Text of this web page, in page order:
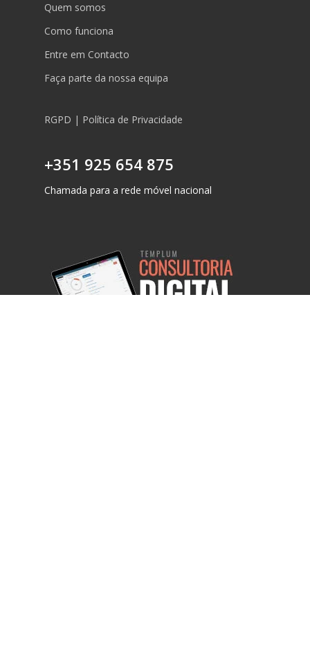
Quem somos
Como funciona
Entre em Contacto
Faça parte da nossa equipa
RGPD | Política de Privacidade
+351 925 654 875
Chamada para a rede móvel nacional